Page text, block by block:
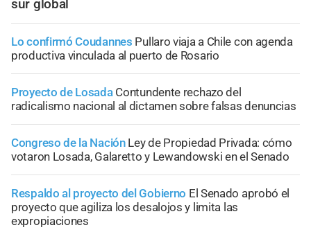
sur global
Lo confirmó Coudannes Pullaro viaja a Chile con agenda
productiva vinculada al puerto de Rosario
Proyecto de Losada Contundente rechazo del
radicalismo nacional al dictamen sobre falsas denuncias
Congreso de la Nación Ley de Propiedad Privada: cómo
votaron Losada, Galaretto y Lewandowski en el Senado
Respaldo al proyecto del Gobierno El Senado aprobó el
proyecto que agiliza los desalojos y limita las
expropiaciones